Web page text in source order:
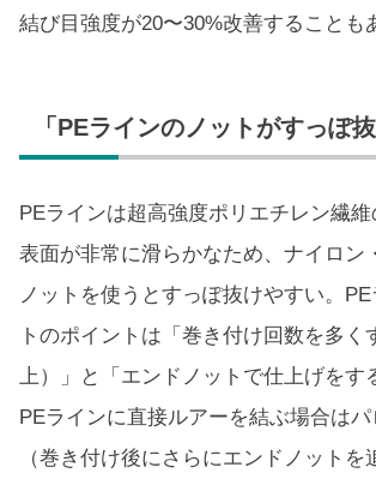
結び目強度が20〜30%改善することも
「PEラインのノットがすっぽ
PEラインは超高強度ポリエチレン繊維
表面が非常に滑らかなため、ナイロン
ノットを使うとすっぽ抜けやすい。
トのポイントは「巻き付け回数を多く
上）」と「エンドノットで仕上げをす
PEラインに直接ルアーを結ぶ場合はパ
（巻き付け後にさらにエンドノットを